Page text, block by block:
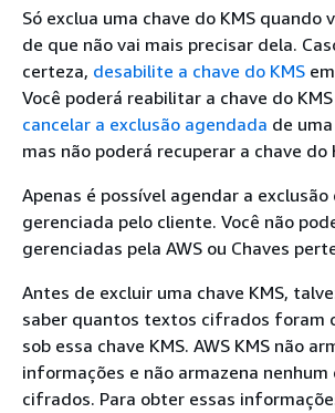
Só exclua uma chave do KMS quando
de que não vai mais precisar dela.
certeza, desabilite a chave do KMS
Você poderá reabilitar a chave do
cancelar a exclusão agendada de
mas não poderá recuperar a chave do
Apenas é possível agendar a exclusão
gerenciada pelo cliente. Você não
gerenciadas pela AWS ou Chaves
Antes de excluir uma chave KMS,
saber quantos textos cifrados foram
sob essa chave KMS. AWS KMS não
informações e não armazena
cifrados. Para obter essas